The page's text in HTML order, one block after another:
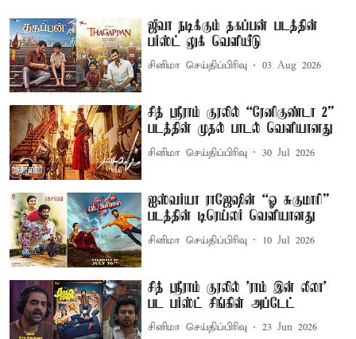
ஜீவா நடிக்கும் தகப்பன் படத்தின்
பர்ஸ்ட் லுக் வெளியீடு
சினிமா செய்திப்பிரிவு 03 Aug 2026
சித் ஸ்ரீராம் குரலில் “ரேனிகுண்டா 2”
படத்தின் முதல் பாடல் வெளியானது
சினிமா செய்திப்பிரிவு 30 Jul 2026
ஐஸ்வர்யா ராஜேஷின் “ஓ சுகுமாரி”
படத்தின் டிரெய்லர் வெளியானது
சினிமா செய்திப்பிரிவு 10 Jul 2026
சித் ஸ்ரீராம் குரலில் 'ராம் இன் லீலா'
பட பர்ஸ்ட் சிங்கிள் அப்டேட்
சினிமா செய்திப்பிரிவு 23 Jun 2026